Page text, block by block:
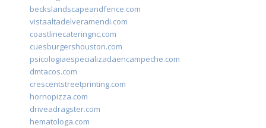
beckslandscapeandfence.com
vistaaltadelveramendi.com
coastlinecateringnc.com
cuesburgershouston.com
psicologiaespecializadaencampeche.com
dmtacos.com
crescentstreetprinting.com
hornopizza.com
driveadragster.com
hematologa.com